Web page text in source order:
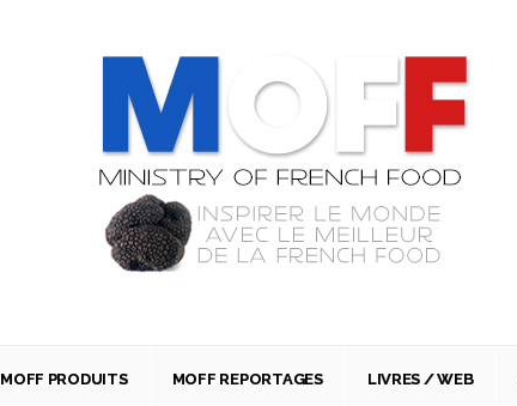
MOFF PRODUITS MOFF REPORTAGES LIVRES / WEB